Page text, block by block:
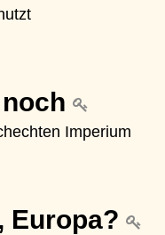
Imperium
Europa?